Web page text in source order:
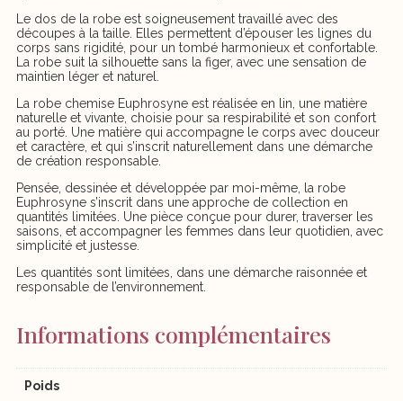
Le dos de la robe est soigneusement travaillé avec des
découpes à la taille. Elles permettent d’épouser les lignes du
corps sans rigidité, pour un tombé harmonieux et confortable.
La robe suit la silhouette sans la figer, avec une sensation de
maintien léger et naturel.
La robe chemise Euphrosyne est réalisée en lin, une matière
naturelle et vivante, choisie pour sa respirabilité et son confort
au porté. Une matière qui accompagne le corps avec douceur
et caractère, et qui s’inscrit naturellement dans une démarche
de création responsable.
Pensée, dessinée et développée par moi-même, la robe
Euphrosyne s’inscrit dans une approche de collection en
quantités limitées. Une pièce conçue pour durer, traverser les
saisons, et accompagner les femmes dans leur quotidien, avec
simplicité et justesse.
Les quantités sont limitées, dans une démarche raisonnée et
responsable de l’environnement.
Informations complémentaires
Poids